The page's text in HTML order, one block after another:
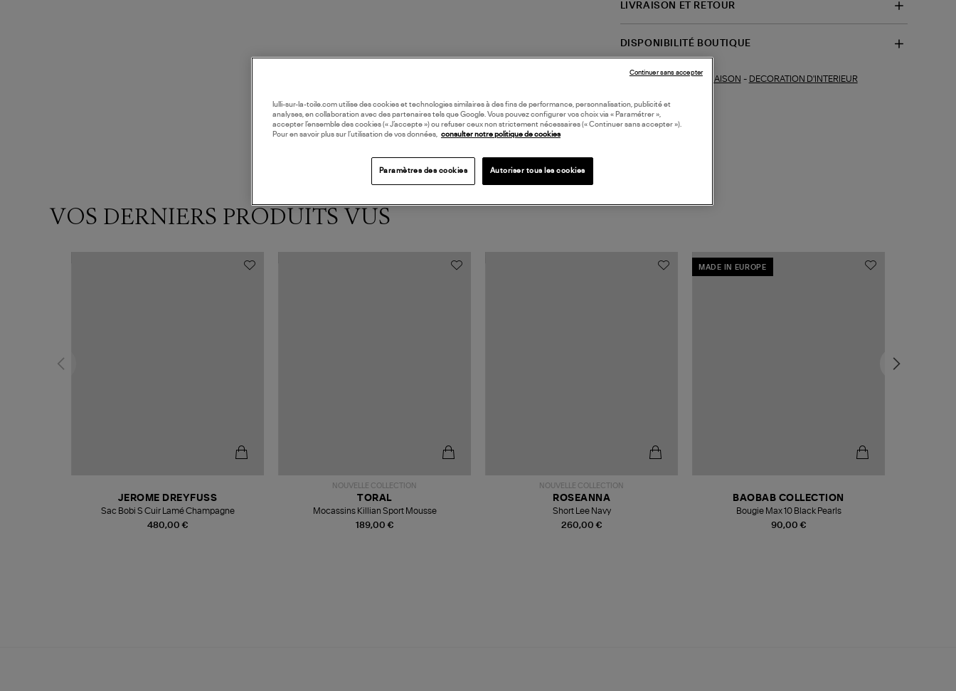
LIVRAISON ET RETOUR
DISPONIBILITÉ BOUTIQUE
MAISON - DECORATION D'INTERIEUR
VOS DERNIERS PRODUITS VUS
480,00 €
JEROME DREYFUSS
Sac Bobi S Cuir Lamé Champagne
NOUVELLE COLLECTION
189,00 €
TORAL
Mocassins Killian Sport Mousse
NOUVELLE COLLECTION
260,00 €
ROSEANNA
Short Lee Navy
MADE IN EUROPE
90,00 €
BAOBAB COLLECTION
Bougie Max 10 Black Pearls
lulli-sur-la-toile.com utilise des cookies et technologies similaires à des fins de performance, personnalisation, publicité et
analyses, en collaboration avec des partenaires tels que Google. Vous pouvez configurer vos choix via « Paramétrer »,
accepter l’ensemble des cookies (« J’accepte ») ou refuser ceux non strictement nécessaires (« Continuer sans accepter »).
Pour en savoir plus sur l’utilisation de vos données, consulter notre politique de cookies
Paramètres des cookies Autoriser tous les cookies
Continuer sans accepter